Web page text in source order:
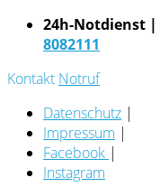
24h-Notdienst |
8082111
Kontakt Notruf
Datenschutz |
Impressum |
Facebook |
Instagram